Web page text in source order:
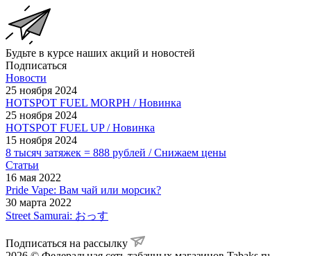
Будьте в курсе наших акций и новостей
Подписаться
Новости
25 ноября 2024
HOTSPOT FUEL MORPH / Новинка
25 ноября 2024
HOTSPOT FUEL UP / Новинка
15 ноября 2024
8 тысяч затяжек = 888 рублей / Снижаем цены
Статьи
16 мая 2022
Pride Vape: Вам чай или морсик?
30 марта 2022
Street Samurai: おっす
Подписаться на рассылку